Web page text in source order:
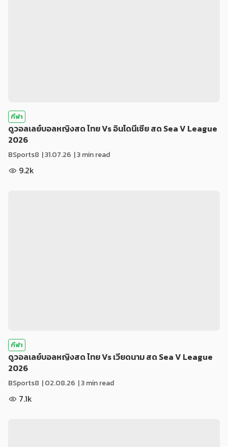
กีฬา
ดูวอลเลย์บอลหญิงสด ไทย Vs อินโดนีเซีย สด Sea V League
2026
BSports8 |31.07.26 | 3 min read
9.2k
กีฬา
ดูวอลเลย์บอลหญิงสด ไทย Vs เวียดนาม สด Sea V League
2026
BSports8 |02.08.26 | 3 min read
7.1k